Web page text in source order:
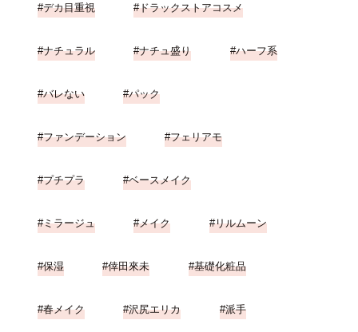
デカ目重視 ドラックストアコスメ
ナチュラル ナチュ盛り ハーフ系
バレない パック
ファンデーション フェリアモ
プチプラ ベースメイク
ミラージュ メイク リルムーン
保湿 倖田來未 基礎化粧品
春メイク 沢尻エリカ 派手